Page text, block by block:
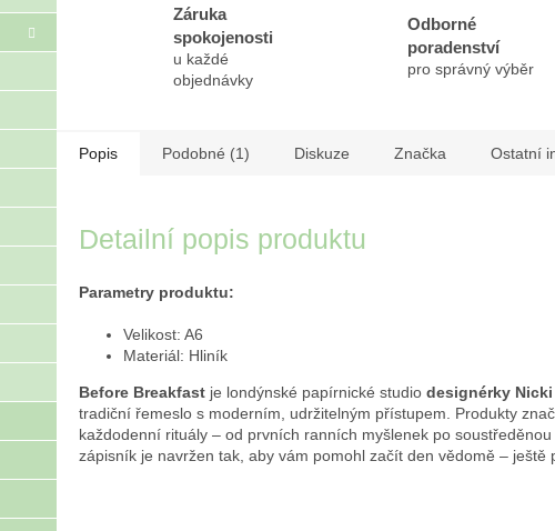
Záruka
spokojenosti
u každé
objednávky
Odborné
poradenství
pro správný výběr
Popis Podobné (1) Diskuze Značka Ostatní
Detailní popis produktu
Parametry produktu:
Velikost: A6
Materiál: Hliník
Before Breakfast je londýnské papírnické studio designérky Nicki
tradiční řemeslo s moderním, udržitelným přístupem. Produkty
každodenní rituály – od prvních ranních myšlenek po
zápisník je navržen tak, aby vám pomohl začít den vědomě – ještě